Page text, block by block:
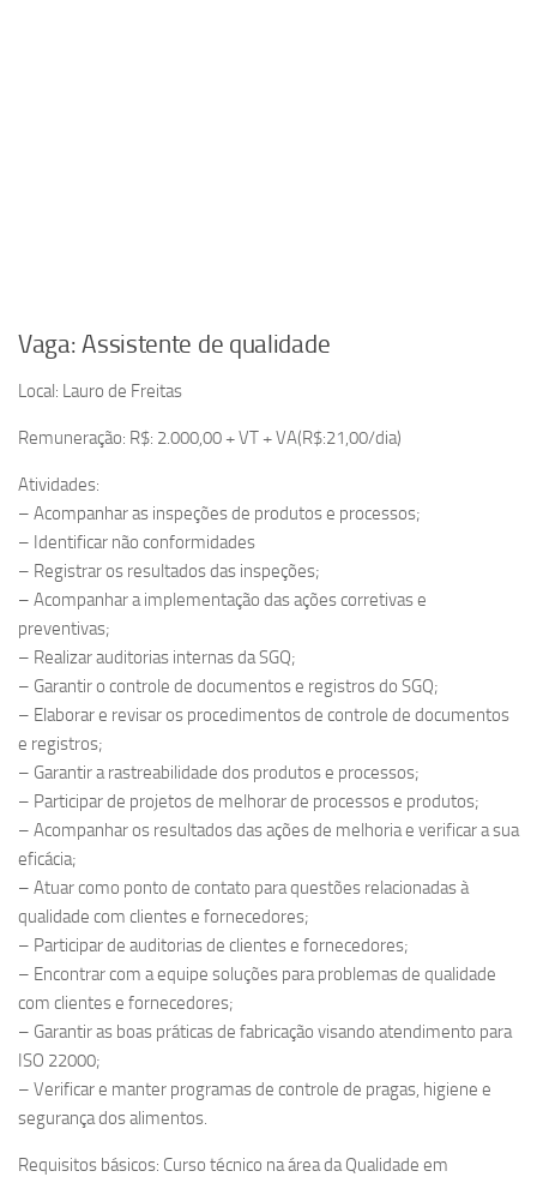
Vaga: Assistente de qualidade
Local: Lauro de Freitas
Remuneração: R$: 2.000,00 + VT + VA(R$:21,00/dia)
Atividades:
– Acompanhar as inspeções de produtos e processos;
– Identificar não conformidades
– Registrar os resultados das inspeções;
– Acompanhar a implementação das ações corretivas e
preventivas;
– Realizar auditorias internas da SGQ;
– Garantir o controle de documentos e registros do SGQ;
– Elaborar e revisar os procedimentos de controle de documentos
e registros;
– Garantir a rastreabilidade dos produtos e processos;
– Participar de projetos de melhorar de processos e produtos;
– Acompanhar os resultados das ações de melhoria e verificar a sua
eficácia;
– Atuar como ponto de contato para questões relacionadas à
qualidade com clientes e fornecedores;
– Participar de auditorias de clientes e fornecedores;
– Encontrar com a equipe soluções para problemas de qualidade
com clientes e fornecedores;
– Garantir as boas práticas de fabricação visando atendimento para
ISO 22000;
– Verificar e manter programas de controle de pragas, higiene e
segurança dos alimentos.
Requisitos básicos: Curso técnico na área da Qualidade em